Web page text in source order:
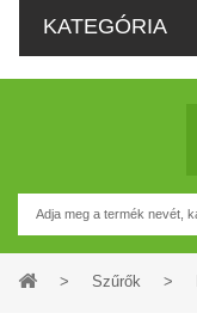
KATEGÓRIA
> Szűrők >